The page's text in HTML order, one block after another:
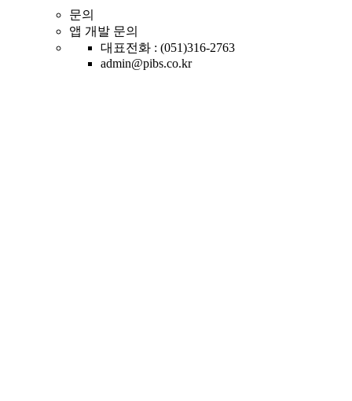
문의
앱 개발 문의
대표전화 : (051)316-2763
admin@pibs.co.kr